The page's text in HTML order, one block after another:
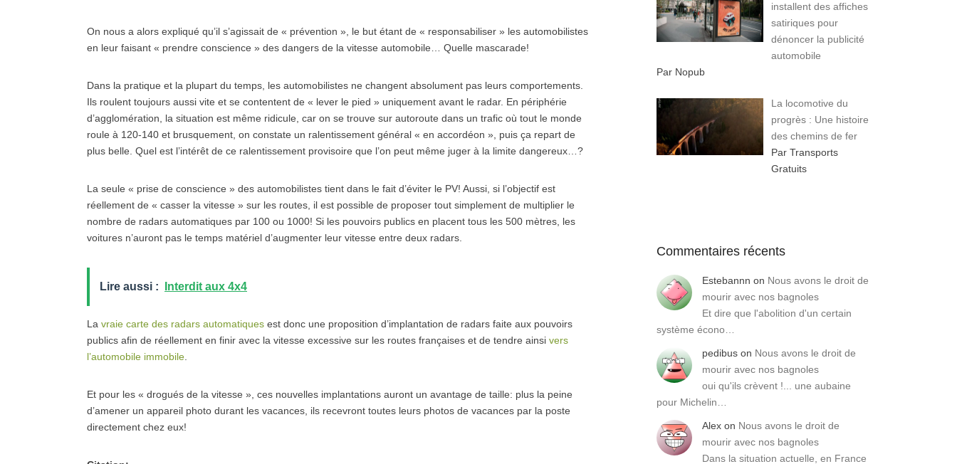
On nous a alors expliqué qu’il s’agissait de « prévention », le but étant de « responsabiliser » les automobilistes
en leur faisant « prendre conscience » des dangers de la vitesse automobile… Quelle mascarade!
Dans la pratique et la plupart du temps, les automobilistes ne changent absolument pas leurs comportements.
Ils roulent toujours aussi vite et se contentent de « lever le pied » uniquement avant le radar. En périphérie
d’agglomération, la situation est même ridicule, car on se trouve sur autoroute dans un trafic où tout le monde
roule à 120-140 et brusquement, on constate un ralentissement général « en accordéon », puis ça repart de
plus belle. Quel est l’intérêt de ce ralentissement provisoire que l’on peut même juger à la limite dangereux…?
La seule « prise de conscience » des automobilistes tient dans le fait d’éviter le PV! Aussi, si l’objectif est
réellement de « casser la vitesse » sur les routes, il est possible de proposer tout simplement de multiplier le
nombre de radars automatiques par 100 ou 1000! Si les pouvoirs publics en placent tous les 500 mètres, les
voitures n’auront pas le temps matériel d’augmenter leur vitesse entre deux radars.
Lire aussi : Interdit aux 4x4
La vraie carte des radars automatiques est donc une proposition d’implantation de radars faite aux pouvoirs
publics afin de réellement en finir avec la vitesse excessive sur les routes françaises et de tendre ainsi vers
l’automobile immobile
Et pour les « drogués de la vitesse », ces nouvelles implantations auront un avantage de taille: plus la peine
d’amener un appareil photo durant les vacances, ils recevront toutes leurs photos de vacances par la poste
directement chez eux!
installent des affiches
satiriques pour
dénoncer la publicité
automobile
Par Nopub
La locomotive du
progrès : Une histoire
des chemins de fer
Par Transports
Gratuits
Commentaires récents
Estebannn on Nous avons le droit de
mourir avec nos bagnoles
Et dire que l'abolition d'un certain
système écono…
pedibus on Nous avons le droit de
mourir avec nos bagnoles
oui qu'ils crèvent !... une aubaine
pour Michelin…
Alex on Nous avons le droit de
mourir avec nos bagnoles
Dans la situation actuelle, en France